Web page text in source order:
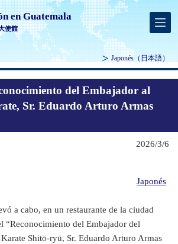
en Guatemala
使館
Japonés （日本語）
del Embajador al
Sr. Eduardo Arturo Armas
2026/3/6
Japonés
a cabo, en un restaurante de la ciudad
“Reconocimiento del Embajador del
Shitō-ryū, Sr. Eduardo Arturo Armas